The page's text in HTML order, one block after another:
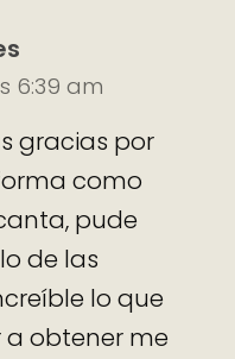
6:39 am
gracias por
como
pude
de las
lo que
obtener me